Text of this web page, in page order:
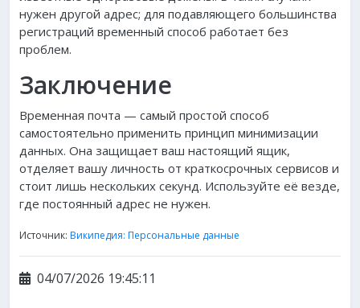
нужен другой адрес; для подавляющего большинства
регистраций временный способ работает без
проблем.
Заключение
Временная почта — самый простой способ
самостоятельно применить принцип минимизации
данных. Она защищает ваш настоящий ящик,
отделяет вашу личность от краткосрочных сервисов и
стоит лишь нескольких секунд. Используйте её везде,
где постоянный адрес не нужен.
Источник: Википедия: Персональные данные
04/07/2026 19:45:11